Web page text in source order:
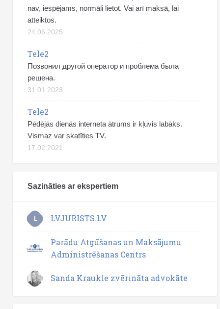
nav, iespējams, normāli lietot. Vai arī maksā, lai
atteiktos.
24.06.2025
Tele2
Позвонил другой оператор и проблема была
решена.
31.01.2023
Tele2
Pēdējās dienās interneta ātrums ir kļuvis labāks.
Vismaz var skatīties TV.
17.02.2021
Sazināties ar ekspertiem
L LVJURISTS.LV
Parādu Atgūšanas un Maksājumu
Administrēšanas Centrs
Sanda Kraukle zvērināta advokāte